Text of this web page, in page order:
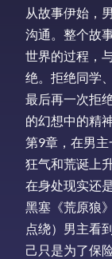
从故事伊始，
沟通。整个故
世界的过程，
绝。拒绝同学
最后再一次拒
的幻想中的精
第9章，在男
狂气和荒诞上
在身处现实还
黑塞《荒原狼
点绕）男主看
己只是为了保